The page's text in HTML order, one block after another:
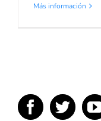
Más información